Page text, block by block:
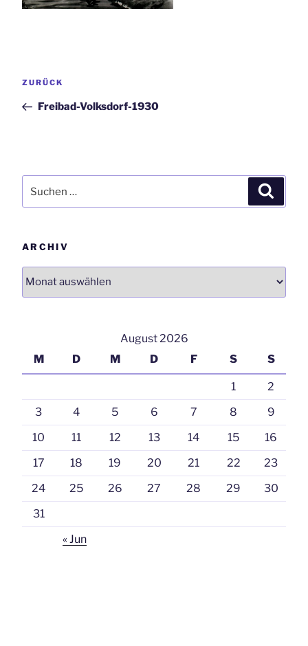
Vorheriger
ZURÜCK
Freibad-Volksdorf-1930
nach:
ARCHIV
Archiv
August 2026
M
D M D F S S
1
2
3
4 5 6 7 8
9
10
11 12 13 14 15
16
17
18 19 20 21 22
23
24
25 26 27 28 29
30
31
« Jun